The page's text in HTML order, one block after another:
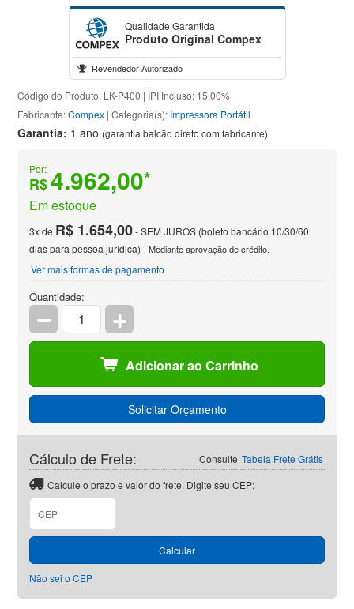
Qualidade Garantida
Produto Original Compex
Revendedor Autorizado
Código do Produto: LK-P400 | IPI Incluso: 15,00%
Fabricante:Compex | Categoria(s): Impressora Portátil
Garantia: 1 ano (garantia balcão direto com fabricante)
Por:
R$4.962,00*
Em estoque
3x de R$ 1.654,00- SEM JUROS (boleto bancário 10/30/60
dias para pessoa jurídica) - Mediante aprovação de crédito.
Ver mais formas de pagamento
Quantidade:
Adicionar ao Carrinho
Solicitar Orçamento
Consulte Tabela Frete Grátis
Cálculo de Frete:
Calcule o prazo e valor do frete. Digite seu CEP:
Calcular
Não sei o CEP